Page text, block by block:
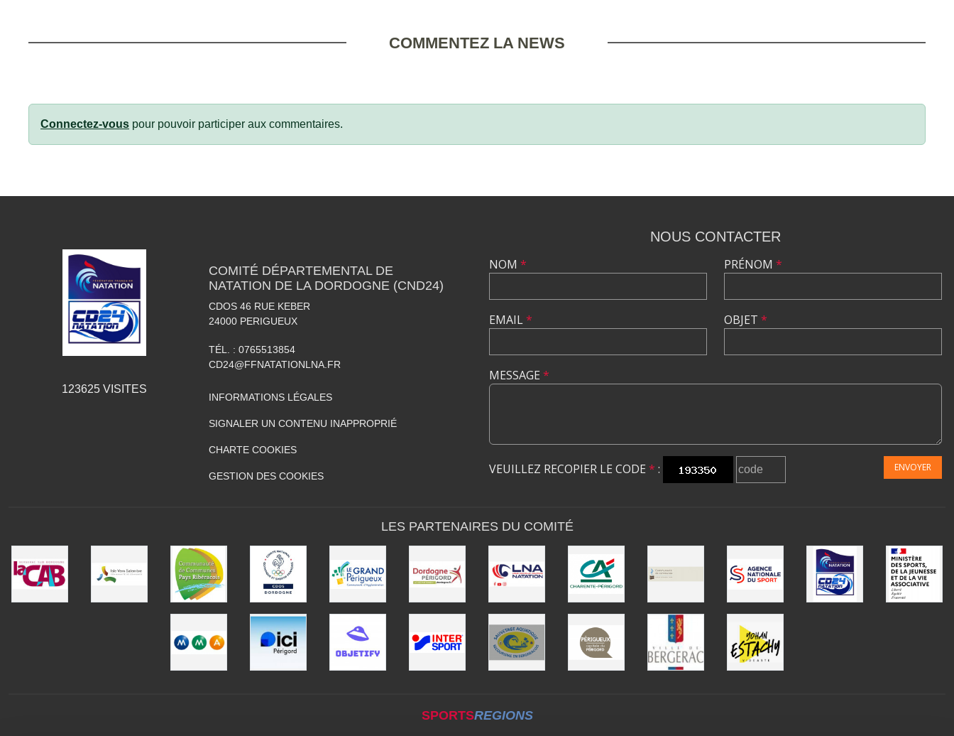
COMMENTEZ LA NEWS
Connectez-vous pour pouvoir participer aux commentaires.
123625 VISITES
COMITÉ DÉPARTEMENTAL DE
NATATION DE LA DORDOGNE (CND24)
CDOS 46 RUE KEBER
24000 PERIGUEUX
TÉL. : 0765513854
CD24@FFNATATIONLNA.FR
INFORMATIONS LÉGALES
SIGNALER UN CONTENU INAPPROPRIÉ
CHARTE COOKIES
GESTION DES COOKIES
NOUS CONTACTER
NOM *
EMAIL*
PRÉNOM *
OBJET *
MESSAGE *
VEUILLEZ RECOPIER LE CODE * : ENVOYER
LES PARTENAIRES DU COMITÉ
SPORTSREGIONS